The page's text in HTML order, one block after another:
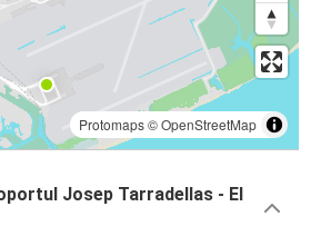
Protomaps©OpenStreetMap
Josep Tarradellas - El